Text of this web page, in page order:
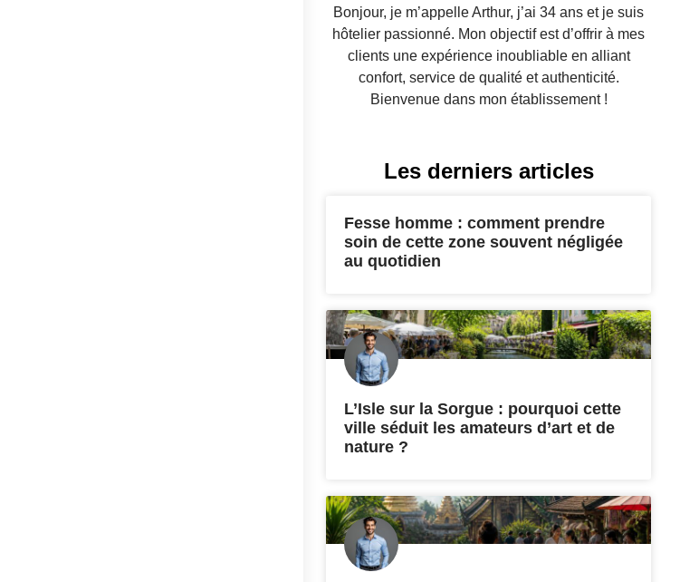
Bonjour, je m’appelle Arthur, j’ai 34 ans et je suis
hôtelier passionné. Mon objectif est d’offrir à mes
clients une expérience inoubliable en alliant
confort, service de qualité et authenticité.
Bienvenue dans mon établissement !
Les derniers articles
Fesse homme : comment prendre
soin de cette zone souvent négligée
au quotidien
L’Isle sur la Sorgue : pourquoi cette
ville séduit les amateurs d’art et de
nature ?